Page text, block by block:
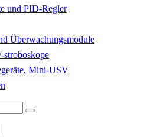
und PID-Regler
Überwachungsmodule
stroboskope
Mini-USV